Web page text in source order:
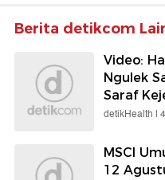
Berita detikcom
Video:
Ngulek
Saraf
detikHealth |
MSCI
12